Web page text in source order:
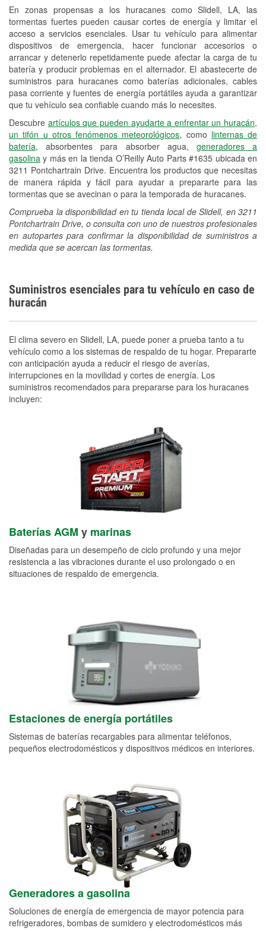
En zonas propensas a los huracanes como Slidell, LA, las
tormentas fuertes pueden causar cortes de energía y limitar el
acceso a servicios esenciales. Usar tu vehículo para alimentar
dispositivos de emergencia, hacer funcionar accesorios o
arrancar y detenerlo repetidamente puede afectar la carga de tu
batería y producir problemas en el alternador. El abastecerte de
suministros para huracanes como baterías adicionales, cables
pasa corriente y fuentes de energía portátiles ayuda a garantizar
que tu vehículo sea confiable cuando más lo necesites.
Descubre artículos que pueden ayudarte a enfrentar un huracán,
un tifón u otros fenómenos meteorológicos, como linternas de
batería, absorbentes para absorber agua, generadores a
gasolina y más en la tienda O’Reilly Auto Parts #1635 ubicada en
3211 Pontchartrain Drive. Encuentra los productos que necesitas
de manera rápida y fácil para ayudar a prepararte para las
tormentas que se avecinan o para la temporada de huracanes.
Comprueba la disponibilidad en tu tienda local de Slidell, en 3211
Pontchartrain Drive, o consulta con uno de nuestros profesionales
en autopartes para confirmar la disponibilidad de suministros a
medida que se acercan las tormentas.
freno
Hurricane Supplies
Tornado Supplies
Conoce más
Suministros esenciales para tu vehículo en caso de
huracán
El clima severo en Slidell, LA, puede poner a prueba tanto a tu
vehículo como a los sistemas de respaldo de tu hogar. Prepararte
con anticipación ayuda a reducir el riesgo de averías,
interrupciones en la movilidad y cortes de energía. Los
suministros recomendados para prepararse para los huracanes
incluyen:
Baterías AGM y marinas
Diseñadas para un desempeño de ciclo profundo y una mejor
resistencia a las vibraciones durante el uso prolongado o en
situaciones de respaldo de emergencia.
Estaciones de energía portátiles
Sistemas de baterías recargables para alimentar teléfonos,
pequeños electrodomésticos y dispositivos médicos en interiores.
Generadores a gasolina
Soluciones de energía de emergencia de mayor potencia para
refrigeradores, bombas de sumidero y electrodomésticos más